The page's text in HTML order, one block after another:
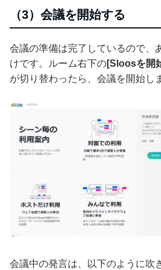
（3）会議を開始する
会議の準備は完了しているので、
けです。ルーム右下の[Sloosを開
が切り替わったら、会議を開始し
会議中の発言は、以下のように吹